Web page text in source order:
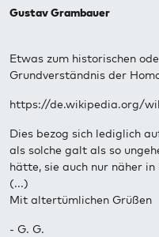
Gustav Grambauer
Etwas zum historischen
Grundverständnis der
https://de.wikipedia.org/
Dies bezog sich lediglich
als solche galt als so
hätte, sie auch nur näher
(...)
Mit altertümlichen Grüßen
- G. G.